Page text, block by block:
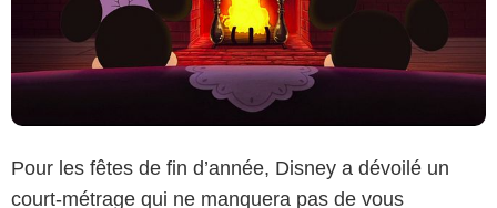
Pour les fêtes de fin d’année, Disney a dévoilé un
court-métrage qui ne manquera pas de vous